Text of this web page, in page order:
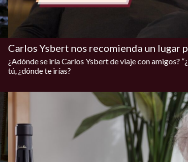
Carlos Ysbert nos recomienda un lugar
¿Adónde se iría Carlos Ysbert de viaje con amigos?
tú, ¿dónde te irías?